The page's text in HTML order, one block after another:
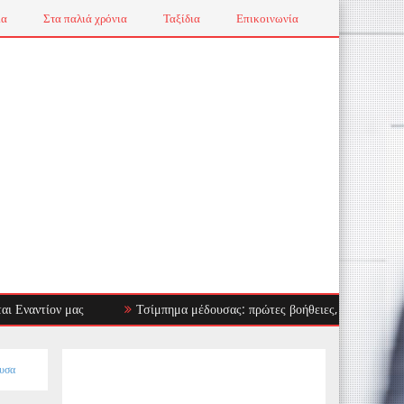
Στα παλιά χρόνια Ταξίδια Επικοινωνία
Τσίμπημα μέδουσας: πρώτες βοήθειες, τι να αποφύγεις και πότε